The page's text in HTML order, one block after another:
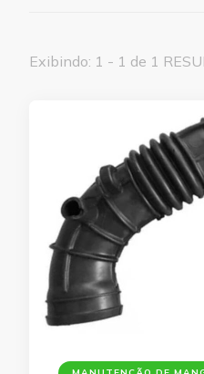
Exibindo: 1 - 1 de 1